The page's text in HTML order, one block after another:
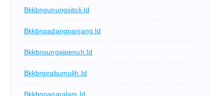
Bkkbngunungsitoli.id
Bkkbnpadangpanjang.id
Bkkbnsungaipenuh.id
Bkkbnprabumulih.id
Bkkbnpagaralam.id